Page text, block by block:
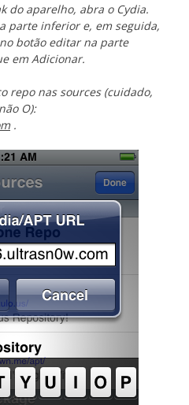
do aparelho, abra o Cydia.
parte inferior e, em seguida,
botão editar na parte
em Adicionar.
repo nas sources (cuidado,
O):
.